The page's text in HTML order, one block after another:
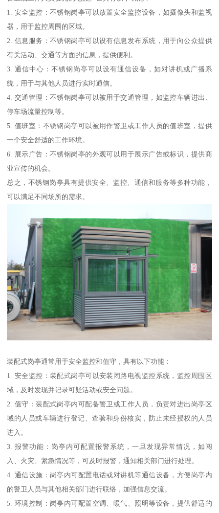
1. 安全监控：不锈钢岗亭可以放置安全监控设备，如摄像头和监视
器，用于监控周围的区域。
2. 信息服务：不锈钢岗亭可以设有信息发布系统，用于向公众提供
有关活动、交通等方面的信息，提供便利。
3. 通信中心：不锈钢岗亭可以设有通信设备，如对讲机或广播系
统，用于与其他人员进行实时通信。
4. 交通管理：不锈钢岗亭可以被用于交通管理，如监控车辆进出、
停车场流量控制等。
5. 值班室：不锈钢岗亭可以被用作警卫或工作人员的值班室，提供
一个安全舒适的工作环境。
6. 展示广告：不锈钢岗亭的外观可以用于展示广告或标识，提供商
业宣传的机会。
总之，不锈钢岗亭具有提供安全、监控、通信和服务等多种功能，
可以满足不同场所的需求。
装配式岗亭通常用于安全监控和值守，具有以下功能：
1. 安全监控：装配式岗亭可以安装闭路电视监控系统，监控周围区
域，及时发现并记录可疑活动或安全问题。
2. 值守：装配式岗亭内可配备警卫或工作人员，负责对进出岗亭区
域的人员或车辆进行登记、查验和身份核实，防止未经授权的人员
进入。
3. 报警功能：岗亭内可配置报警系统，一旦发现异常情况，如闯
入、火灾、紧急情况等，可及时报警，通知相关部门进行处理。
4. 通信设施：岗亭内可配置电话或对讲机等通信设备，方便岗亭内
的警卫人员与其他相关部门进行联络，加强信息交流。
5. 环境控制：岗亭内可配置空调、暖气、照明等设备，提供舒适的